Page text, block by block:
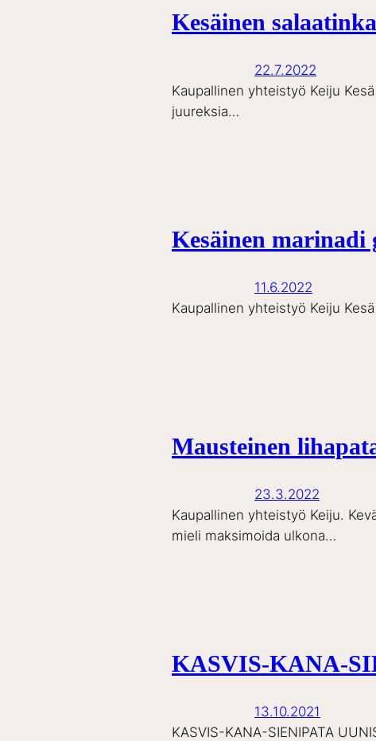
Kesäinen
22.7.2022
Kaupallinen yhteistyö Keiju
juureksia…
Kesäinen
11.6.2022
Kaupallinen yhteistyö Keiju
Mausteinen
23.3.2022
Kaupallinen yhteistyö Keiju.
mieli maksimoida ulkona…
KASVIS-KANA-
13.10.2021
KASVIS-KANA-SIENIPATA